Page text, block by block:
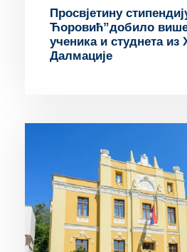
Просвјетину
Ћоровић”добило
ученика и студнета из
Далмације